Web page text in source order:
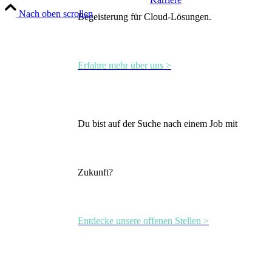
Begeisterung für Cloud-Lösungen.
Erfahre mehr über uns >
Du bist auf der Suche nach einem Job mit
Zukunft?
Entdecke unsere offenen Stellen >
Nach oben scrollen